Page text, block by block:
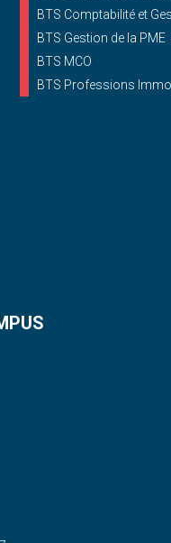
BTS Comptabilité et
BTS Gestion de la PME
BTS MCO
BTS Professions